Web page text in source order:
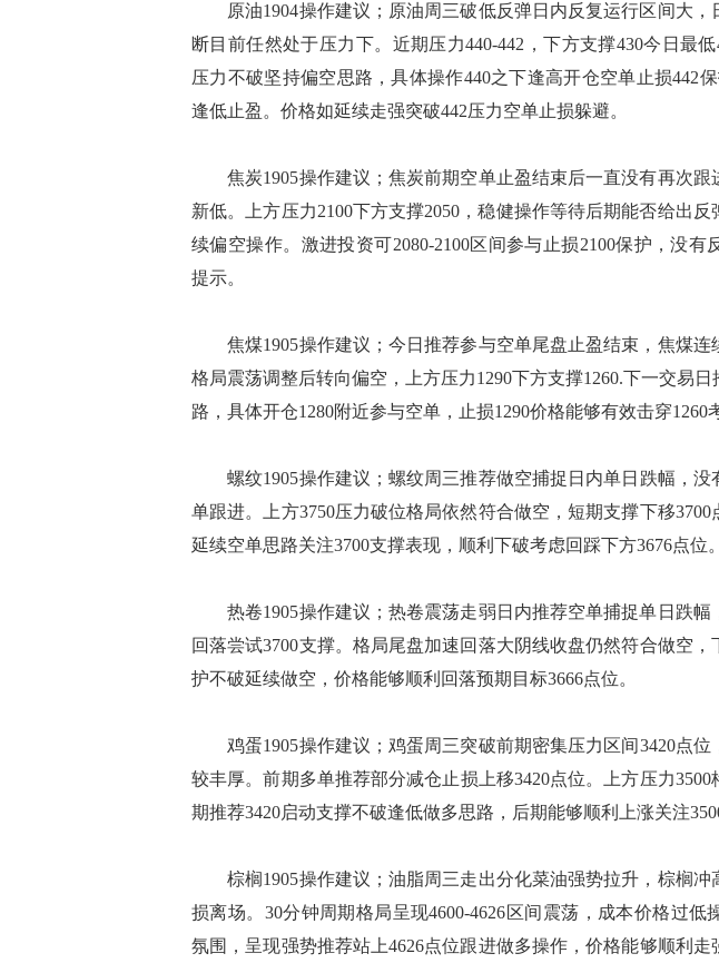
原油1904操作建议；原油周三破低反弹日内反复运行区间大，
断目前任然处于压力下。近期压力440-442，下方支撑430今日最
压力不破坚持偏空思路，具体操作440之下逢高开仓空单止损442
逢低止盈。价格如延续走强突破442压力空单止损躲避。
焦炭1905操作建议；焦炭前期空单止盈结束后一直没有再次跟
新低。上方压力2100下方支撑2050，稳健操作等待后期能否给出
续偏空操作。激进投资可2080-2100区间参与止损2100保护，没
提示。
焦煤1905操作建议；今日推荐参与空单尾盘止盈结束，焦煤连
格局震荡调整后转向偏空，上方压力1290下方支撑1260.下一交易
路，具体开仓1280附近参与空单，止损1290价格能够有效击穿1260
螺纹1905操作建议；螺纹周三推荐做空捕捉日内单日跌幅，没
单跟进。上方3750压力破位格局依然符合做空，短期支撑下移
延续空单思路关注3700支撑表现，顺利下破考虑回踩下方3676点位。
热卷1905操作建议；热卷震荡走弱日内推荐空单捕捉单日跌幅
回落尝试3700支撑。格局尾盘加速回落大阴线收盘仍然符合做空，
护不破延续做空，价格能够顺利回落预期目标3666点位。
鸡蛋1905操作建议；鸡蛋周三突破前期密集压力区间3420点位
较丰厚。前期多单推荐部分减仓止损上移3420点位。上方压力
期推荐3420启动支撑不破逢低做多思路，后期能够顺利上涨关注
棕榈1905操作建议；油脂周三走出分化菜油强势拉升，棕榈冲
损离场。30分钟周期格局呈现4600-4626区间震荡，成本价格过低
氛围，呈现强势推荐站上4626点位跟进做多操作，价格能够顺利走